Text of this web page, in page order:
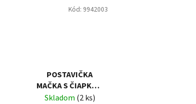
POSTAVIČKA
MAČKA S ČIAPKOU
17X5X25 CM
Skladom (2 ks)
Kód: 9942003